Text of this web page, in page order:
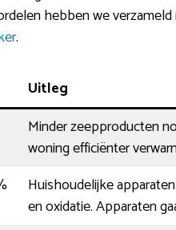
hebben we
.
Uitleg
Minder zeepproducten
woning efficiënter
Huishoudelijke
en oxidatie. Apparaten